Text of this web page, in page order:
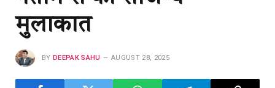
मुलाकात
BY DEEPAK SAHU AUGUST 28, 2025